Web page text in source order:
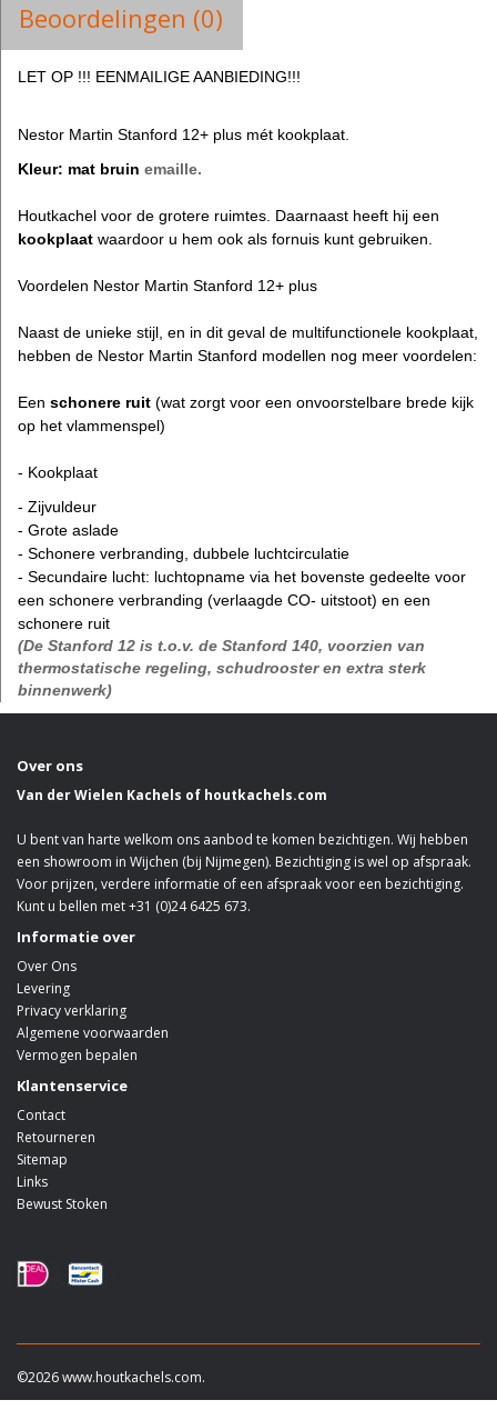
Beoordelingen (0)
LET OP !!! EENMAILIGE AANBIEDING!!!
Nestor Martin Stanford 12+ plus mét kookplaat.
Kleur: mat bruin emaille.
Houtkachel voor de grotere ruimtes. Daarnaast heeft hij een
kookplaat waardoor u hem ook als fornuis kunt gebruiken.
Voordelen Nestor Martin Stanford 12+ plus
Naast de unieke stijl, en in dit geval de multifunctionele kookplaat,
hebben de Nestor Martin Stanford modellen nog meer voordelen:
Een schonere ruit (wat zorgt voor een onvoorstelbare brede kijk
op het vlammenspel)
- Kookplaat
- Zijvuldeur
- Grote aslade
- Schonere verbranding, dubbele luchtcirculatie
- Secundaire lucht: luchtopname via het bovenste gedeelte voor
een schonere verbranding (verlaagde CO- uitstoot) en een
schonere ruit
(De Stanford 12 is t.o.v. de Stanford 140, voorzien van
thermostatische regeling, schudrooster en extra sterk
binnenwerk)
Over ons
Van der Wielen Kachels of houtkachels.com
U bent van harte welkom ons aanbod te komen bezichtigen. Wij hebben
een showroom in Wijchen (bij Nijmegen). Bezichtiging is wel op afspraak.
Voor prijzen, verdere informatie of een afspraak voor een bezichtiging.
Kunt u bellen met +31 (0)24 6425 673.
Informatie over
Over Ons
Levering
Privacy verklaring
Algemene voorwaarden
Vermogen bepalen
Klantenservice
Contact
Retourneren
Sitemap
Links
Bewust Stoken
©2026 www.houtkachels.com.